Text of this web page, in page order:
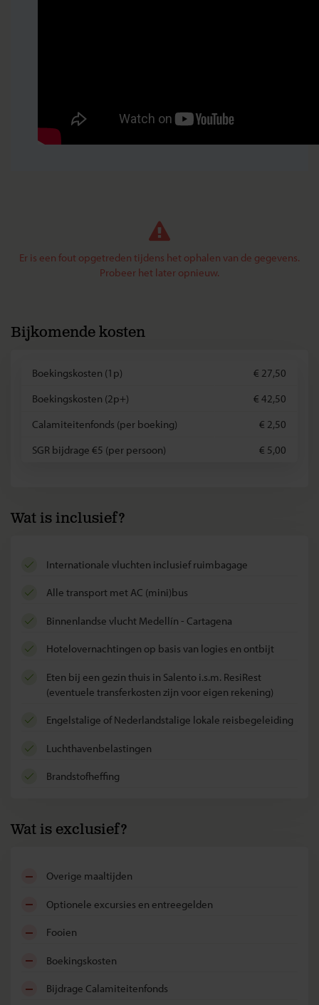
Er is een fout opgetreden tijdens het ophalen van de gegevens.
Probeer het later opnieuw.
Bijkomende kosten
Boekingskosten (1p)
€ 27,50
Boekingskosten (2p+)
€ 42,50
Calamiteitenfonds (per boeking)
€ 2,50
SGR bijdrage €5 (per persoon)
€ 5,00
Wat is inclusief?
internationale vluchten inclusief ruimbagage
alle transport met AC (mini)bus
binnenlandse vlucht Medellín - Cartagena
hotelovernachtingen op basis van logies en ontbijt
eten bij een gezin thuis in Salento i.s.m. ResiRest
(eventuele transferkosten zijn voor eigen rekening)
Engelstalige of Nederlandstalige lokale reisbegeleiding
luchthavenbelastingen
brandstofheffing
Wat is exclusief?
overige maaltijden
optionele excursies en entreegelden
fooien
boekingskosten
bijdrage Calamiteitenfonds